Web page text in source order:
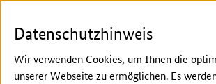
Datenschutzhinweis
Wir verwenden Cookies, um Ihnen die
unserer Webseite zu ermöglichen. Es